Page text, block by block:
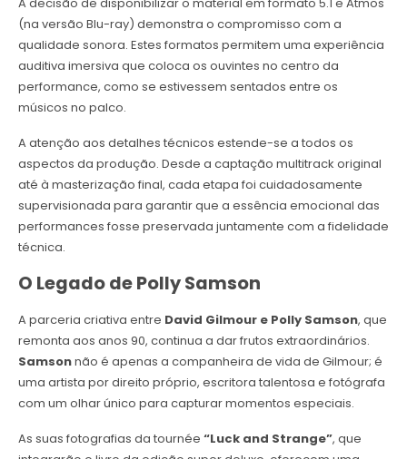
A decisão de disponibilizar o material em formato 5.1 e Atmos
(na versão Blu-ray) demonstra o compromisso com a
qualidade sonora. Estes formatos permitem uma experiência
auditiva imersiva que coloca os ouvintes no centro da
performance, como se estivessem sentados entre os
músicos no palco.
A atenção aos detalhes técnicos estende-se a todos os
aspectos da produção. Desde a captação multitrack original
até à masterização final, cada etapa foi cuidadosamente
supervisionada para garantir que a essência emocional das
performances fosse preservada juntamente com a fidelidade
técnica.
O Legado de Polly Samson
A parceria criativa entre David Gilmour e Polly Samson, que
remonta aos anos 90, continua a dar frutos extraordinários.
Samsonnão é apenas a companheira de vida de Gilmour; é
uma artista por direito próprio, escritora talentosa e fotógrafa
com um olhar único para capturar momentos especiais.
As suas fotografias da tournée “Luck and Strange”, que